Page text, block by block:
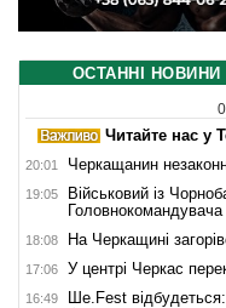
ОСТАННІ НОВИНИ
Читайте нас у
20:01 Черкащанин
19:05
Військовий із
18:08 На Черкащині
17:06 У центрі Черкас
16:49
Ше.Fest